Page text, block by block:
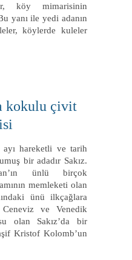
köy mimarisinin
yanı ile yedi adanın
köylerde kuleler
kokulu çivit
hareketli ve tarih
bir adadır Sakız.
ünlü birçok
memleketi olan
ünü ilkçağlara
Ceneviz ve Venedik
olan Sakız’da bir
Kristof Kolomb’un